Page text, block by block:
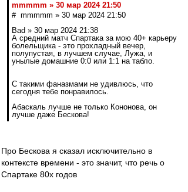
mmmmm » 30 мар 2024 21:50
# mmmmm » 30 мар 2024 21:50
Bad » 30 мар 2024 21:38
А средний матч Спартака за мою 40+ карьеру
болельщика - это прохладный вечер,
полупустая, в лучшем случае, Лужа, и
унылые домашние 0:0 или 1:1 на табло.
С такими фаназмами не удивлюсь, что
сегодня тебе понравилось.
Абаскаль лучше не только Кононова, он
лучше даже Бескова!
Про Бескова я сказал исключительно в
контексте времени - это значит, что речь о
Спартаке 80х годов